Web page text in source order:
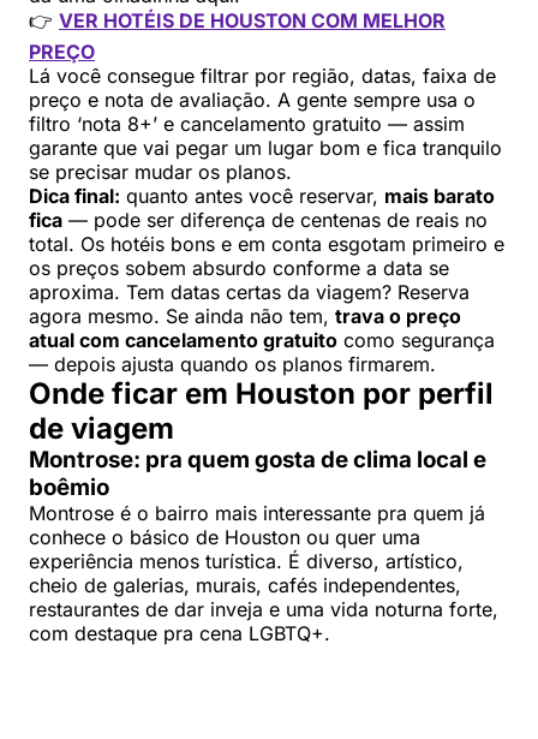
👉 VER HOTÉIS DE HOUSTON COM MELHOR
PREÇO
Lá você consegue filtrar por região, datas, faixa de
preço e nota de avaliação. A gente sempre usa o
filtro ‘nota 8+’ e cancelamento gratuito — assim
garante que vai pegar um lugar bom e fica tranquilo
se precisar mudar os planos.
Dica final: quanto antes você reservar, mais barato
fica — pode ser diferença de centenas de reais no
total. Os hotéis bons e em conta esgotam primeiro e
os preços sobem absurdo conforme a data se
aproxima. Tem datas certas da viagem? Reserva
agora mesmo. Se ainda não tem, trava o preço
atual com cancelamento gratuito como segurança
— depois ajusta quando os planos firmarem.
Onde ficar em Houston por perfil
de viagem
Montrose: pra quem gosta de clima local e
boêmio
Montrose é o bairro mais interessante pra quem já
conhece o básico de Houston ou quer uma
experiência menos turística. É diverso, artístico,
cheio de galerias, murais, cafés independentes,
restaurantes de dar inveja e uma vida noturna forte,
com destaque pra cena LGBTQ+.